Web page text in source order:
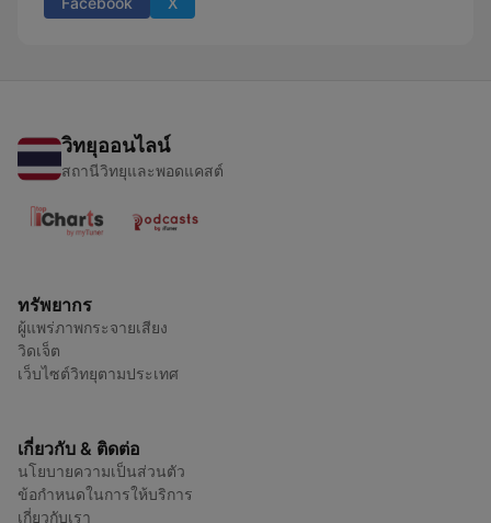
วิทยุออนไลน์
สถานีวิทยุและพอดแคสต์
ทรัพยากร
ผู้แพร่ภาพกระจายเสียง
วิดเจ็ต
เว็บไซต์วิทยุตามประเทศ
เกี่ยวกับ & ติดต่อ
นโยบายความเป็นส่วนตัว
ข้อกำหนดในการให้บริการ
เกี่ยวกับเรา